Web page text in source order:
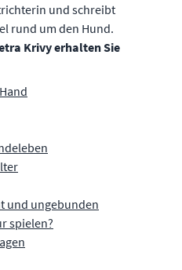
und schreibt
rund um den Hund.
Krivy erhalten Sie
und ungebunden
spielen?